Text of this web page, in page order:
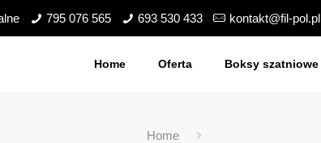
795 076 565 693 530 433 kontakt@fil-pol.pl
Home Oferta Boksy szatniowe
Home